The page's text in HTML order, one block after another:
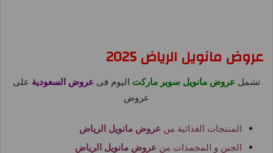
عروض مانويل الرياض 2025
تشمل عروض مانويل سوبر ماركت اليوم فى عروض السعودية على
عروض
المنتجات الغذائية من عروض مانويل الرياض
الجبن و المجمدات من عروض مانويل الرياض